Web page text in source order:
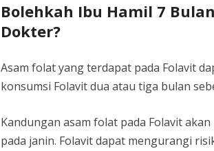
Bolehkah Ibu Hamil 7
Dokter?
Asam folat yang terdapat pada Folavit
konsumsi Folavit dua atau tiga bulan
Kandungan asam folat pada Folavit
pada janin. Folavit dapat mengurangi